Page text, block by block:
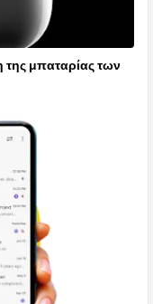
της μπαταρίας των